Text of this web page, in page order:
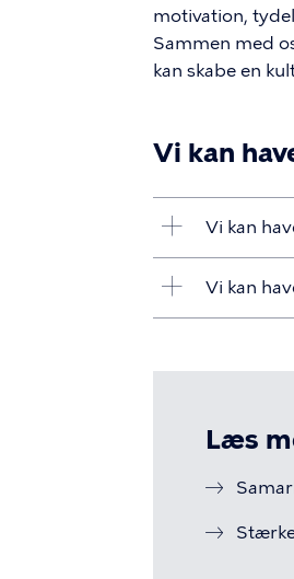
motivation,
Sammen med
kan skabe en
Vi kan
Vi kan
Vi kan
Læs